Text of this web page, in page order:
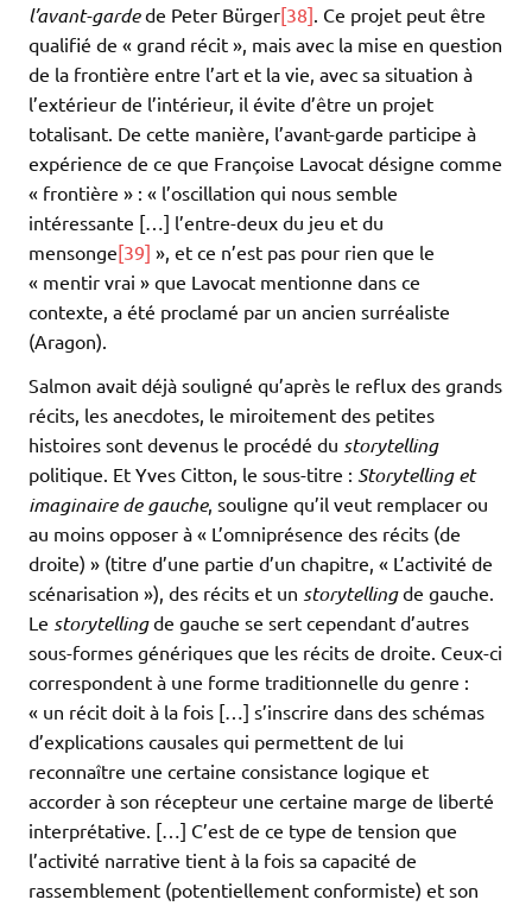
l’avant-gardede Peter Bürger[38]. Ce projet peut être
qualifié de « grand récit », mais avec la mise en question
de la frontière entre l’art et la vie, avec sa situation à
l’extérieur de l’intérieur, il évite d’être un projet
totalisant. De cette manière, l’avant-garde participe à
expérience de ce que Françoise Lavocat désigne comme
« frontière » : « l’oscillation qui nous semble
intéressante […] l’entre-deux du jeu et du
mensonge[39] », et ce n’est pas pour rien que le
« mentir vrai » que Lavocat mentionne dans ce
contexte, a été proclamé par un ancien surréaliste
(Aragon).
Salmon avait déjà souligné qu’après le reflux des grands
récits, les anecdotes, le miroitement des petites
histoires sont devenus le procédé du storytelling
politique. Et Yves Citton, le sous-titre : Storytelling et
imaginaire de gauche, souligne qu’il veut remplacer ou
au moins opposer à « L’omniprésence des récits (de
droite) » (titre d’une partie d’un chapitre, « L’activité de
scénarisation »), des récits et un storytellingde gauche.
Le storytellingde gauche se sert cependant d’autres
sous-formes génériques que les récits de droite. Ceux-ci
correspondent à une forme traditionnelle du genre :
« un récit doit à la fois […] s’inscrire dans des schémas
d’explications causales qui permettent de lui
reconnaître une certaine consistance logique et
accorder à son récepteur une certaine marge de liberté
interprétative. […] C’est de ce type de tension que
l’activité narrative tient à la fois sa capacité de
rassemblement (potentiellement conformiste) et son